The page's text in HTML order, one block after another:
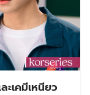
เคมีเหนียว
ริจินัล